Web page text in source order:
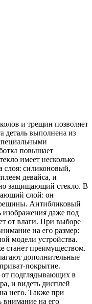
и трещин позволяет
деталь выполнена из
повышает
имеет несколько
слоя: силиконовый,
девайса, и
защищающий стекло. В
слой: он
Антибликовый
даже под
от влаги. При выборе
на его размер:
модели устройства.
станет преимуществом.
дополнительные
покрытие.
от подглядывающих в
и видеть дисплей
него. Также при
внимание на его